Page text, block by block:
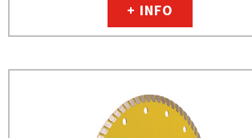
+ INFO